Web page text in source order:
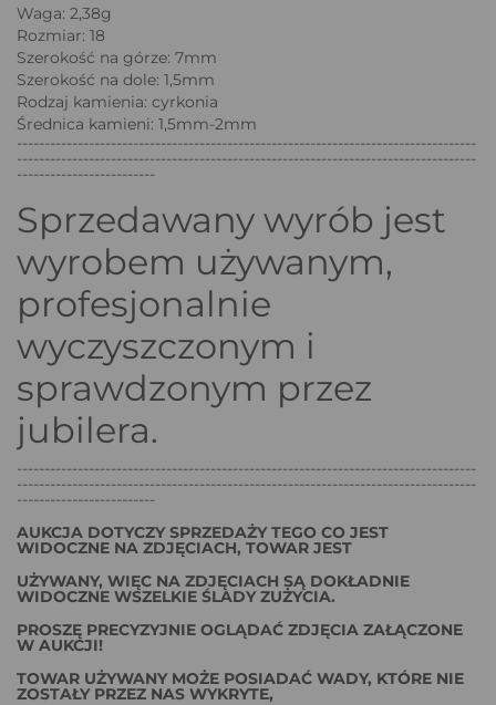
Waga: 2,38g
Rozmiar: 18
Szerokość na górze: 7mm
Szerokość na dole: 1,5mm
Rodzaj kamienia: cyrkonia
Średnica kamieni: 1,5mm-2mm
-----------------------------------------------------------------------------------
-----------------------------------------------------------------------------------
-------------------------
Sprzedawany wyrób jest
wyrobem używanym,
profesjonalnie
wyczyszczonym i
sprawdzonym przez
jubilera.
-----------------------------------------------------------------------------------
-----------------------------------------------------------------------------------
-------------------------
AUKCJA DOTYCZY SPRZEDAŻY TEGO CO JEST
WIDOCZNE NA ZDJĘCIACH, TOWAR JEST
UŻYWANY, WIĘC NA ZDJĘCIACH SĄ DOKŁADNIE
WIDOCZNE WSZELKIE ŚLADY ZUŻYCIA.
PROSZĘ PRECYZYJNIE OGLĄDAĆ ZDJĘCIA ZAŁĄCZONE
W AUKCJI!
TOWAR UŻYWANY MOŻE POSIADAĆ WADY, KTÓRE NIE
ZOSTAŁY PRZEZ NAS WYKRYTE,